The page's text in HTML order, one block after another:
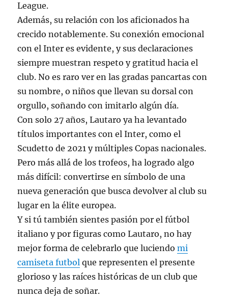
League.
Además, su relación con los aficionados ha
crecido notablemente. Su conexión emocional
con el Inter es evidente, y sus declaraciones
siempre muestran respeto y gratitud hacia el
club. No es raro ver en las gradas pancartas con
su nombre, o niños que llevan su dorsal con
orgullo, soñando con imitarlo algún día.
Con solo 27 años, Lautaro ya ha levantado
títulos importantes con el Inter, como el
Scudetto de 2021 y múltiples Copas nacionales.
Pero más allá de los trofeos, ha logrado algo
más difícil: convertirse en símbolo de una
nueva generación que busca devolver al club su
lugar en la élite europea.
Y si tú también sientes pasión por el fútbol
italiano y por figuras como Lautaro, no hay
mejor forma de celebrarlo que luciendomi
camiseta futbol que representen el presente
glorioso y las raíces históricas de un club que
nunca deja de soñar.